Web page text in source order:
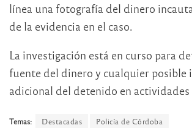
línea una fotografía del dinero
de la evidencia en el caso.
La investigación está en curso para
fuente del dinero y cualquier posible
adicional del detenido en actividades
Temas: Destacadas Policía de Córdoba